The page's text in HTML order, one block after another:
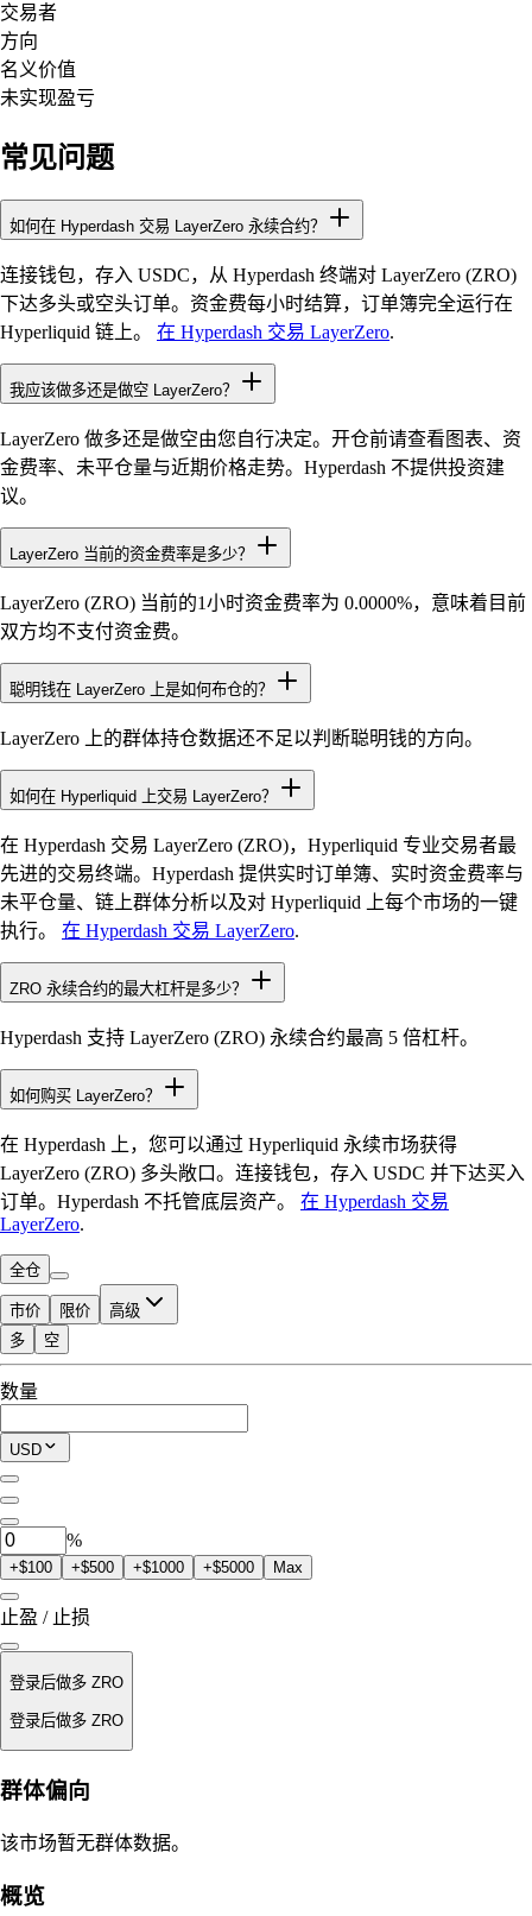
交易者
方向
名义价值
未实现盈亏
常见问题
如何在 Hyperdash 交易 LayerZero 永续合约？
连接钱包，存入 USDC，从 Hyperdash 终端对 LayerZero (ZRO)
下达多头或空头订单。资金费每小时结算，订单簿完全运行在
Hyperliquid 链上。
在 Hyperdash 交易 LayerZero.
我应该做多还是做空 LayerZero？
LayerZero 做多还是做空由您自行决定。开仓前请查看图表、资
金费率、未平仓量与近期价格走势。Hyperdash 不提供投资建
议。
LayerZero 当前的资金费率是多少？
LayerZero (ZRO) 当前的1小时资金费率为 0.0000%，意味着目前
双方均不支付资金费。
聪明钱在 LayerZero 上是如何布仓的？
LayerZero 上的群体持仓数据还不足以判断聪明钱的方向。
如何在 Hyperliquid 上交易 LayerZero？
在 Hyperdash 交易 LayerZero (ZRO)，Hyperliquid 专业交易者最
先进的交易终端。Hyperdash 提供实时订单簿、实时资金费率与
未平仓量、链上群体分析以及对 Hyperliquid 上每个市场的一键
执行。
在 Hyperdash 交易 LayerZero.
ZRO 永续合约的最大杠杆是多少？
Hyperdash 支持 LayerZero (ZRO) 永续合约最高 5 倍杠杆。
如何购买 LayerZero？
在 Hyperdash 上，您可以通过 Hyperliquid 永续市场获得
LayerZero (ZRO) 多头敞口。连接钱包，存入 USDC 并下达买入
订单。Hyperdash 不托管底层资产。
在 Hyperdash 交易
LayerZero.
全仓
市价 限价 高级
可交易额度
$0.00
当前仓位
0 ZRO
多 空
数量
USD
%
+$100 +$500 +$1000 +$5000 Max
止盈 / 止损
登录后做多 ZRO
登录后做多 ZRO
强平价
不适用
订单价值
群体偏向
该市场暂无群体数据。
概览